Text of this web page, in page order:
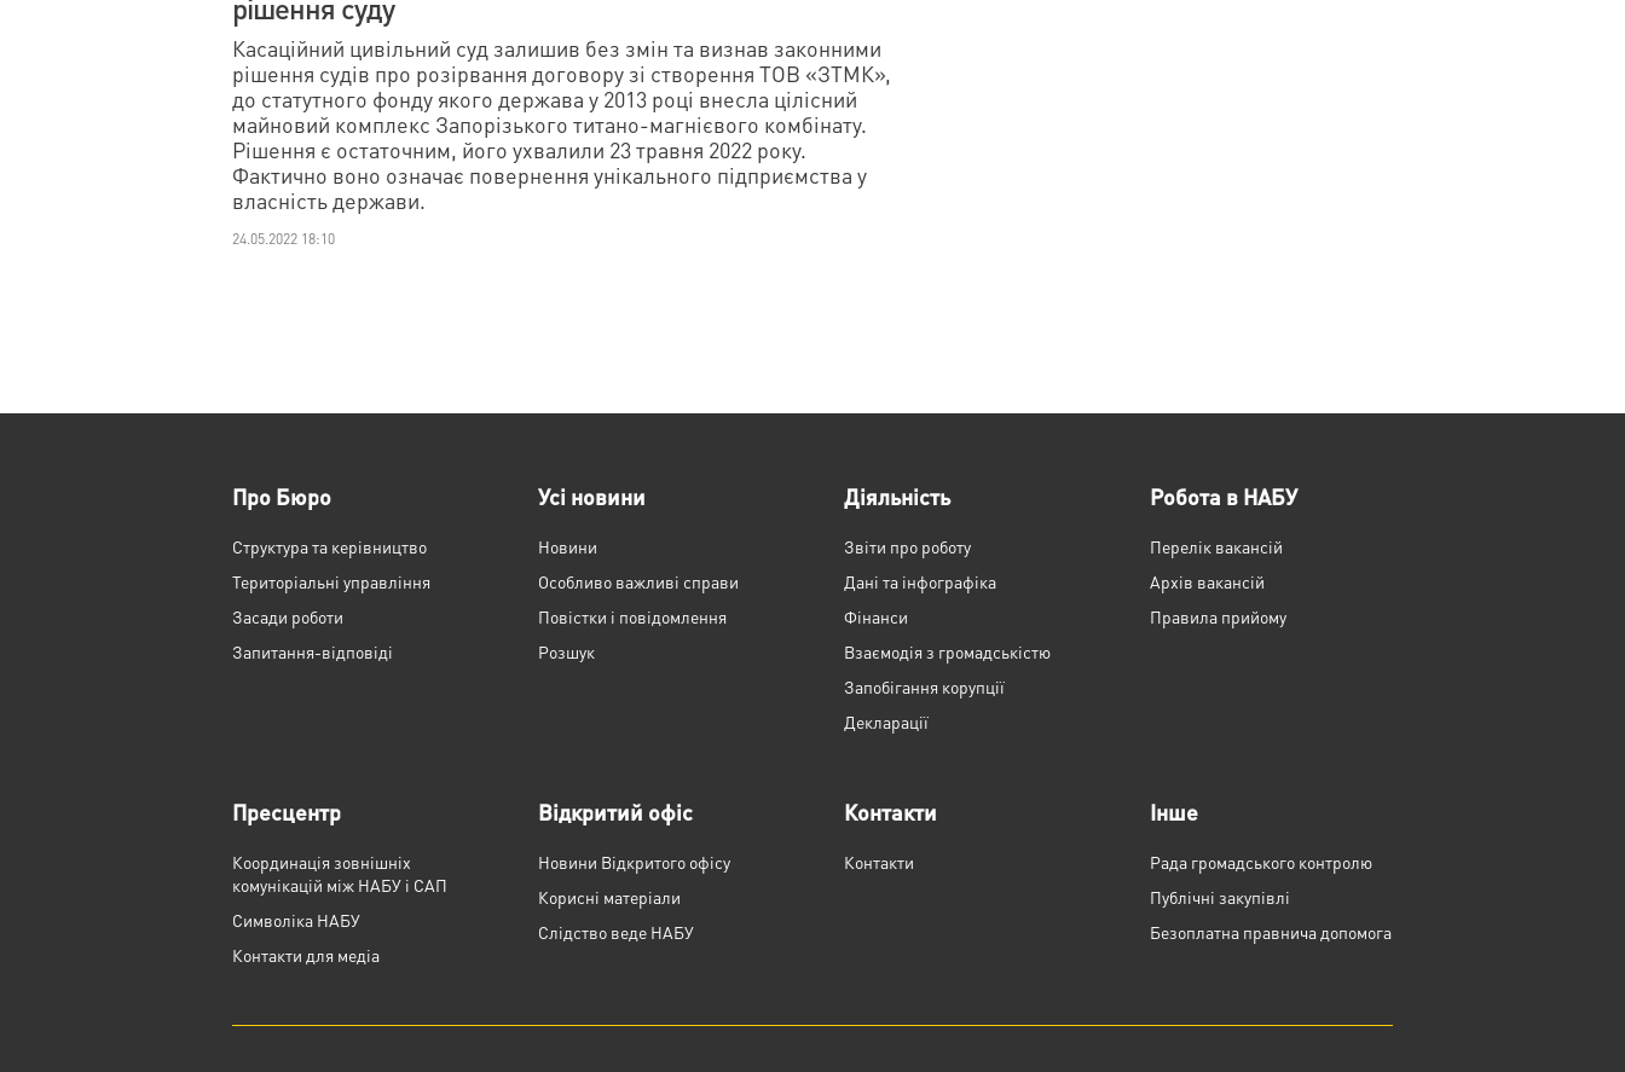
рішення суду
Касаційний цивільний суд залишив без змін та визнав законними
рішення судів про розірвання договору зі створення ТОВ «ЗТМК»,
до статутного фонду якого держава у 2013 році внесла цілісний
майновий комплекс Запорізького титано-магнієвого комбінату.
Рішення є остаточним, його ухвалили 23 травня 2022 року.
Фактично воно означає повернення унікального підприємства у
власність держави.
24.05.2022 18:10
Про Бюро
Структура та керівництво
Територіальні управління
Засади роботи
Запитання-відповіді
Усі новини
Новини
Особливо важливі справи
Повістки і повідомлення
Розшук
Діяльність
Звіти про роботу
Дані та інфографіка
Фінанси
Взаємодія з громадськістю
Запобігання корупції
Декларації
Робота в НАБУ
Перелік вакансій
Архів вакансій
Правила прийому
Пресцентр
Координація зовнішніх
комунікацій між НАБУ і САП
Cимволіка НАБУ
Контакти для медіа
Відкритий офіс
Новини Відкритого офісу
Корисні матеріали
Слідство веде НАБУ
Контакти
Контакти
Інше
Рада громадського контролю
Публічні закупівлі
Безоплатна правнича допомога